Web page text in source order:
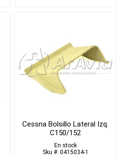
Cessna Bolsillo Lateral Izq.
C150/152
En stock
Sku #: 0415034-1